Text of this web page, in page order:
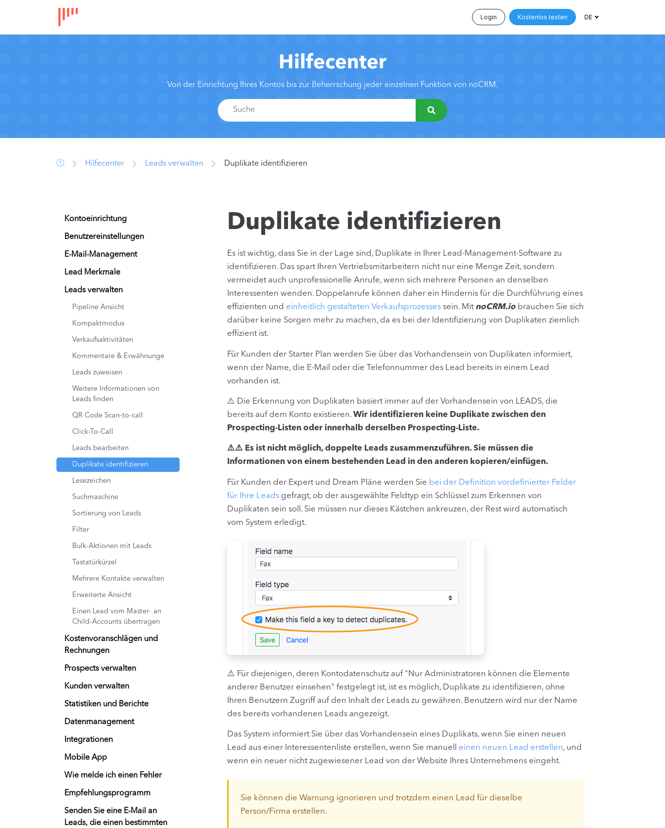
Login Kostenlos testen DE
Hilfecenter
Von der Einrichtung Ihres Kontos bis zur Beherrschung jeder einzelnen Funktion von noCRM.
Hilfecenter Leads verwalten Duplikate identifizieren
Kontoeinrichtung
Benutzereinstellungen
E-Mail-Management
Lead Merkmale
Leads verwalten
Pipeline Ansicht
Kompaktmodus
Verkaufsaktivitäten
Kommentare & Erwähnunge
Leads zuweisen
Weitere Informationen von
Leads finden
QR Code Scan-to-call
Click-To-Call
Leads bearbeiten
Duplikate identifizieren
Lesezeichen
Suchmaschine
Sortierung von Leads
Filter
Bulk-Aktionen mit Leads
Tastatürkürzel
Mehrere Kontakte verwalten
Erweiterte Ansicht
Einen Lead vom Master- an
Child-Accounts übertragen
Kostenvoranschlägen und
Rechnungen
Prospects verwalten
Kunden verwalten
Statistiken und Berichte
Datenmanagement
Integrationen
Mobile App
Wie melde ich einen Fehler
Empfehlungsprogramm
Senden Sie eine E-Mail an
Leads, die einen bestimmten
Duplikate identifizieren
Es ist wichtig, dass Sie in der Lage sind, Duplikate in Ihrer Lead-Management-Software zu
identifizieren. Das spart Ihren Vertriebsmitarbeitern nicht nur eine Menge Zeit, sondern
vermeidet auch unprofessionelle Anrufe, wenn sich mehrere Personen an denselben
Interessenten wenden. Doppelanrufe können daher ein Hindernis für die Durchführung eines
effizienten und einheitlich gestalteten Verkaufsprozesses sein. Mit noCRM.io brauchen Sie sich
darüber keine Sorgen mehr zu machen, da es bei der Identifizierung von Duplikaten ziemlich
effizient ist.
Für Kunden der Starter Plan werden Sie über das Vorhandensein von Duplikaten informiert,
wenn der Name, die E-Mail oder die Telefonnummer des Lead bereits in einem Lead
vorhanden ist.
⚠️ Die Erkennung von Duplikaten basiert immer auf der Vorhandensein von LEADS, die
bereits auf dem Konto existieren. Wir identifizieren keine Duplikate zwischen den
Prospecting-Listen oder innerhalb derselben Prospecting-Liste.
⚠️⚠️ Es ist nicht möglich, doppelte Leads zusammenzuführen. Sie müssen die
Informationen von einem bestehenden Lead in den anderen kopieren/einfügen.
Für Kunden der Expert und Dream Pläne werden Sie bei der Definition vordefinierter Felder
für Ihre Leads gefragt, ob der ausgewählte Feldtyp ein Schlüssel zum Erkennen von
Duplikaten sein soll. Sie müssen nur dieses Kästchen ankreuzen, der Rest wird automatisch
vom System erledigt.
⚠️ Für diejenigen, deren Kontodatenschutz auf "Nur Administratoren können die Elemente
anderer Benutzer einsehen" festgelegt ist, ist es möglich, Duplikate zu identifizieren, ohne
Ihren Benutzern Zugriff auf den Inhalt der Leads zu gewähren. Benutzern wird nur der Name
des bereits vorhandenen Leads angezeigt.
Das System informiert Sie über das Vorhandensein eines Duplikats, wenn Sie einen neuen
Lead aus einer Interessentenliste erstellen, wenn Sie manuell einen neuen Lead erstellen, und
wenn ein neuer nicht zugewiesener Lead von der Website Ihres Unternehmens eingeht.
Sie können die Warnung ignorieren und trotzdem einen Lead für dieselbe
Person/Firma erstellen.